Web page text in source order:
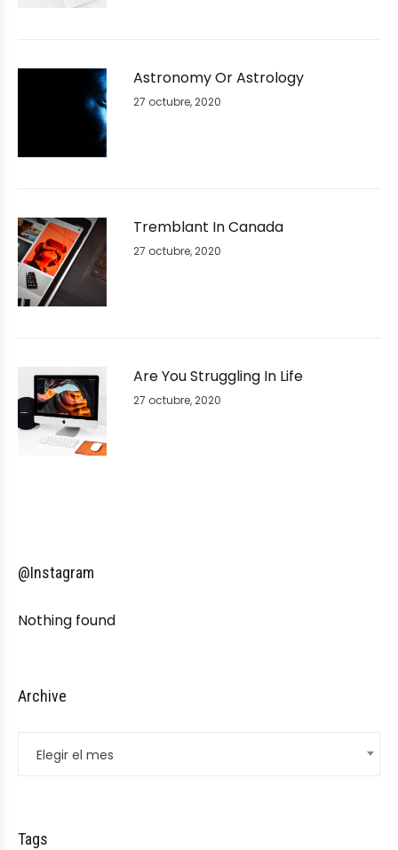
Astronomy Or Astrology
27 octubre, 2020
Tremblant In Canada
27 octubre, 2020
Are You Struggling In Life
27 octubre, 2020
@Instagram
Nothing found
Archive
Elegir el mes
Tags